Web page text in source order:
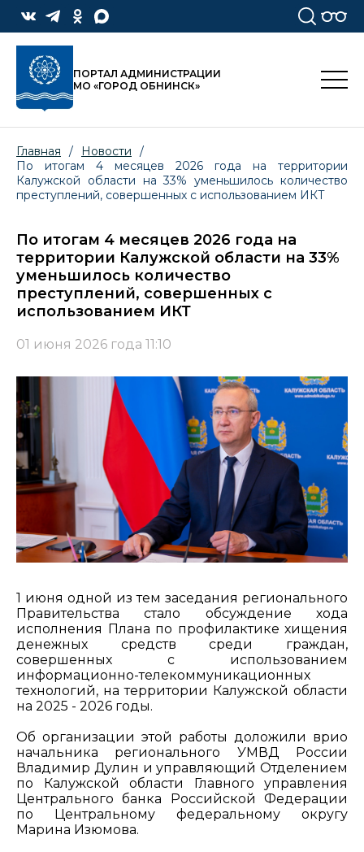
ПОРТАЛ АДМИНИСТРАЦИИ
МО «ГОРОД ОБНИНСК»
Главная / Новости
/
По итогам 4 месяцев 2026 года на территории
Калужской области на 33% уменьшилось количество
преступлений, совершенных с использованием ИКТ
По итогам 4 месяцев 2026 года на
территории Калужской области на 33%
уменьшилось количество
преступлений, совершенных с
использованием ИКТ
01 июня 2026 года 11:10
1 июня одной из тем заседания регионального
Правительства стало обсуждение хода
исполнения Плана по профилактике хищения
денежных средств среди граждан,
совершенных с использованием
информационно-телекоммуникационных
технологий, на территории Калужской области
на 2025 - 2026 годы.
Об организации этой работы доложили врио
начальника регионального УМВД России
Владимир Дулин и управляющий Отделением
по Калужской области Главного управления
Центрального банка Российской Федерации
по Центральному федеральному округу
Марина Изюмова.